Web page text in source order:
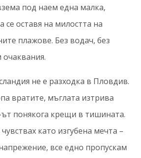
под наем една малка,
се оставя на милостта на
плажове. Без водач, без
очаквания.
не е разходка в Пловдив.
вратите, мъглата изтрива
ът понякога крещи в тишината.
като изгубена мечта –
все едно пропускам